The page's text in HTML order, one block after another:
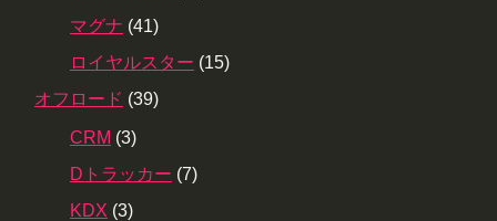
マグナ (41)
ロイヤルスター (15)
オフロード (39)
CRM (3)
Dトラッカー (7)
KDX (3)